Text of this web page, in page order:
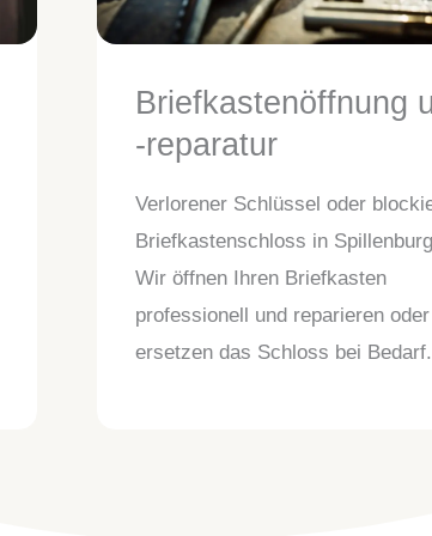
Briefkastenöffnung
-reparatur
Verlorener Schlüssel oder
Briefkastenschloss in
Wir öffnen Ihren Briefkasten
professionell und reparieren oder
ersetzen das Schloss bei Bedarf.